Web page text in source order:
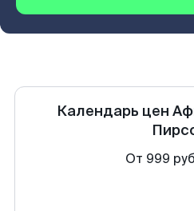
Календарь цен
От 999